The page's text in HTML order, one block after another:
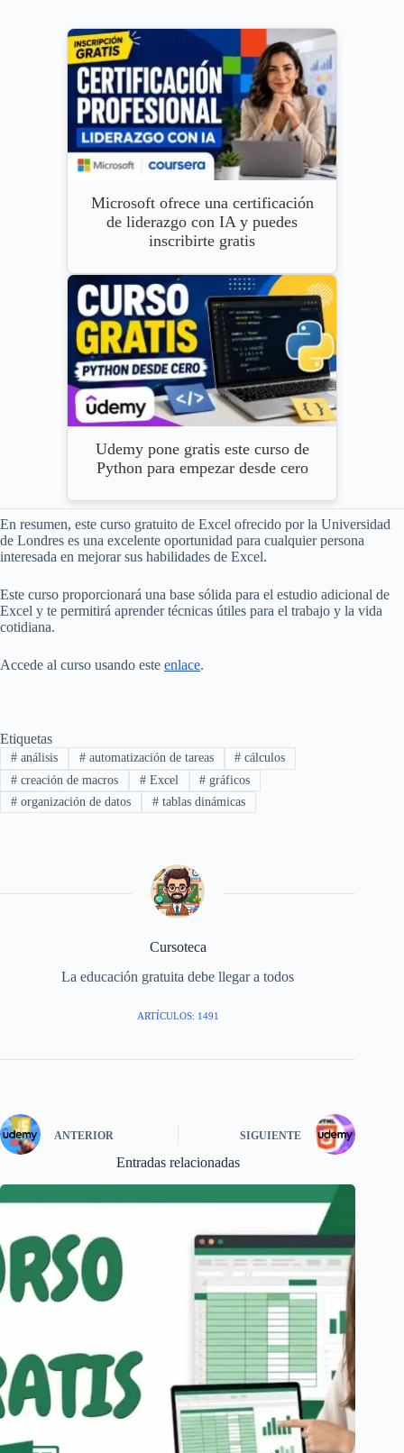
Microsoft ofrece una certificación
de liderazgo con IA y puedes
inscribirte gratis
Udemy pone gratis este curso de
Python para empezar desde cero
En resumen, este curso gratuito de Excel ofrecido por la Universidad
de Londres es una excelente oportunidad para cualquier persona
interesada en mejorar sus habilidades de Excel.
Este curso proporcionará una base sólida para el estudio adicional de
Excel y te permitirá aprender técnicas útiles para el trabajo y la vida
cotidiana.
Accede al curso usando este enlace.
Etiquetas
#análisis #automatización de tareas # cálculos
#creación de macros #Excel # gráficos
#organización de datos #tablas dinámicas
Cursoteca
La educación gratuita debe llegar a todos
ARTÍCULOS: 1491
ANTERIOR SIGUIENTE
Entradas relacionadas